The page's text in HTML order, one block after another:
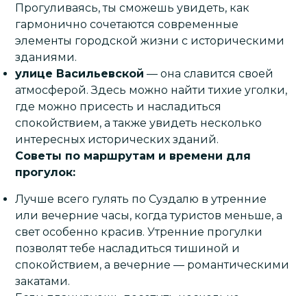
Прогуливаясь, ты сможешь увидеть, как
гармонично сочетаются современные
элементы городской жизни с историческими
зданиями.
улице Васильевской — она славится своей
атмосферой. Здесь можно найти тихие уголки,
где можно присесть и насладиться
спокойствием, а также увидеть несколько
интересных исторических зданий.
Советы по маршрутам и времени для
прогулок:
Лучше всего гулять по Суздалю в утренние
или вечерние часы, когда туристов меньше, а
свет особенно красив. Утренние прогулки
позволят тебе насладиться тишиной и
спокойствием, а вечерние — романтическими
закатами.